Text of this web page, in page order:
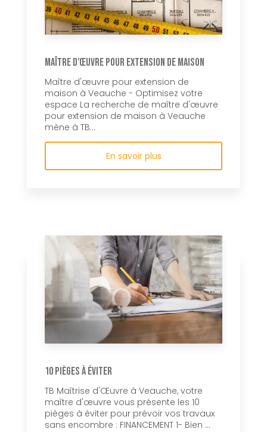
Maître d'œuvre pour extension de maison
Maître d'œuvre pour extension de
maison à Veauche - Optimisez votre
espace La recherche de maître d'œuvre
pour extension de maison à Veauche
mène à TB...
En savoir plus
10 pièges à éviter
TB Maîtrise d'Œuvre à Veauche, votre
maître d'œuvre vous présente les 10
pièges à éviter pour prévoir vos travaux
sans encombre : FINANCEMENT 1- Bien ...